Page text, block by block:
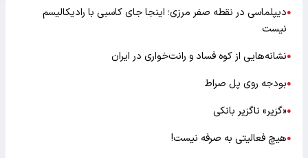
●دیپلماسی در نقطه صفر مرزی؛ اینجا جای کاسبی با رادیکالیسم
نیست
●نشانه‌هایی از کوه فساد و رانت‌خواری در ایران
●بودجه روی پل صراط
●«گزیر» ناگزیر بانکی
●هیچ فعالیتی به صرفه نیست!